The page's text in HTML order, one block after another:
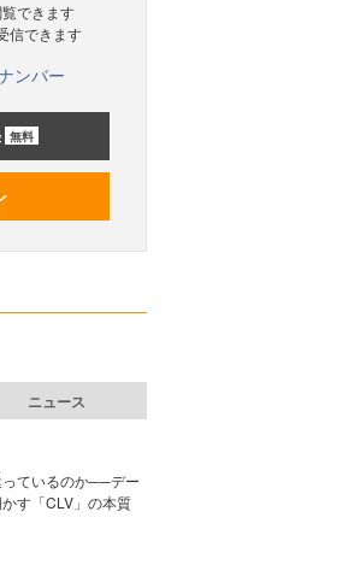
できます
信できます
ンバー
無料
ニュース
ているのか──デー
す「CLV」の本質